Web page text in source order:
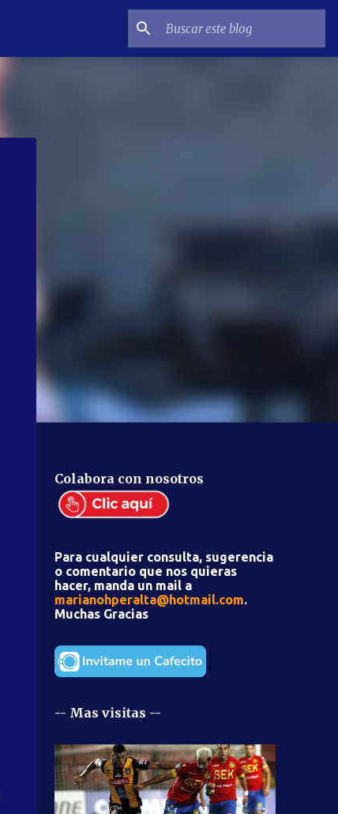
Colabora con nosotros
Para cualquier consulta, sugerencia
o comentario que nos quieras
hacer, manda un mail a
marianohperalta@hotmail.com.
Muchas Gracias
-- Mas visitas --